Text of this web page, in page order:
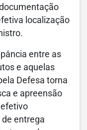
localização
entre as
e aquelas
Defesa torna
e apreensão
entrega